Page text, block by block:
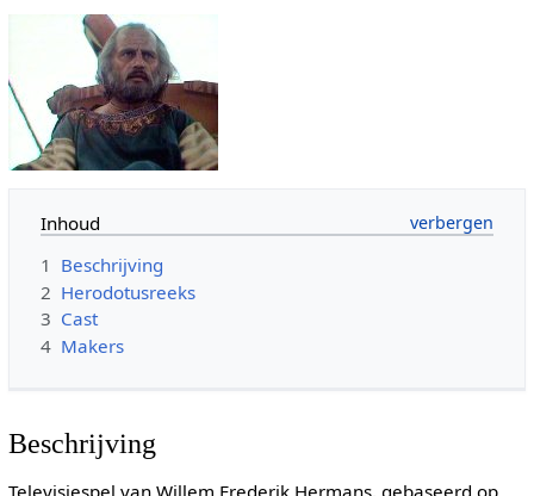
Inhoud
1 Beschrijving
2 Herodotusreeks
3 Cast
4 Makers
Beschrijving
Televisiespel van Willem Frederik Hermans, gebaseerd op